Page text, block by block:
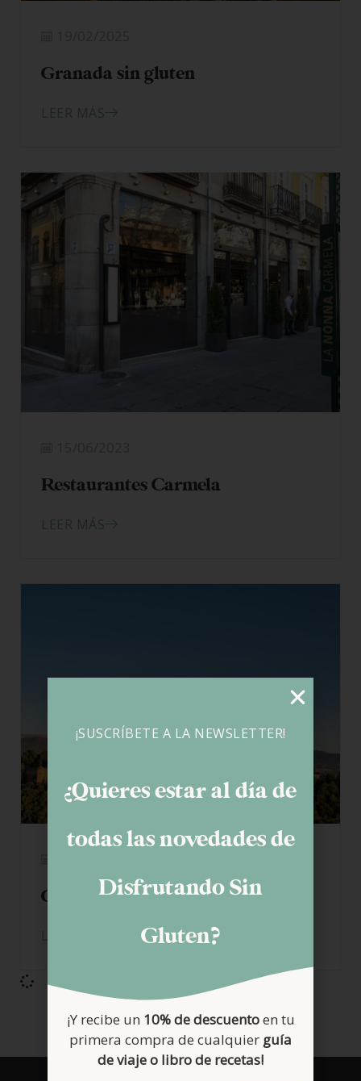
Granada sin gluten
LEER MÁS
Restaurantes Carmela
LEER MÁS
Granada 100% sin gluten
LEER MÁS
¡SUSCRÍBETE A LA NEWSLETTER!
¿Quieres estar al día de
todas las novedades de
Disfrutando Sin
Gluten?
¡Y recibe un 10% de descuentoen tu
primera compra de cualquier guía
de viaje o libro de recetas!